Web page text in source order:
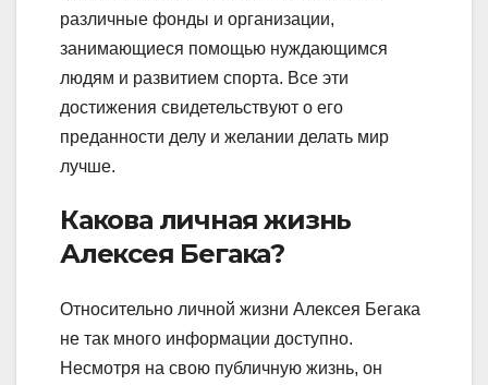
различные фонды и организации,
занимающиеся помощью нуждающимся
людям и развитием спорта. Все эти
достижения свидетельствуют о его
преданности делу и желании делать мир
лучше.
Какова личная жизнь
Алексея Бегака?
Относительно личной жизни Алексея Бегака
не так много информации доступно.
Несмотря на свою публичную жизнь, он